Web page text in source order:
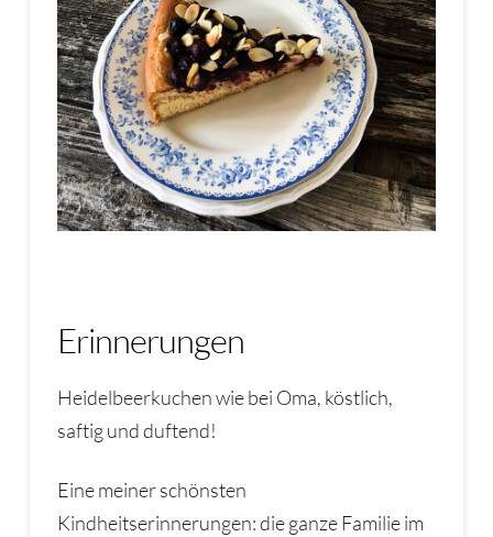
Erinnerungen
Heidelbeerkuchen wie bei Oma, köstlich,
saftig und duftend!
Eine meiner schönsten
Kindheitserinnerungen: die ganze Familie im